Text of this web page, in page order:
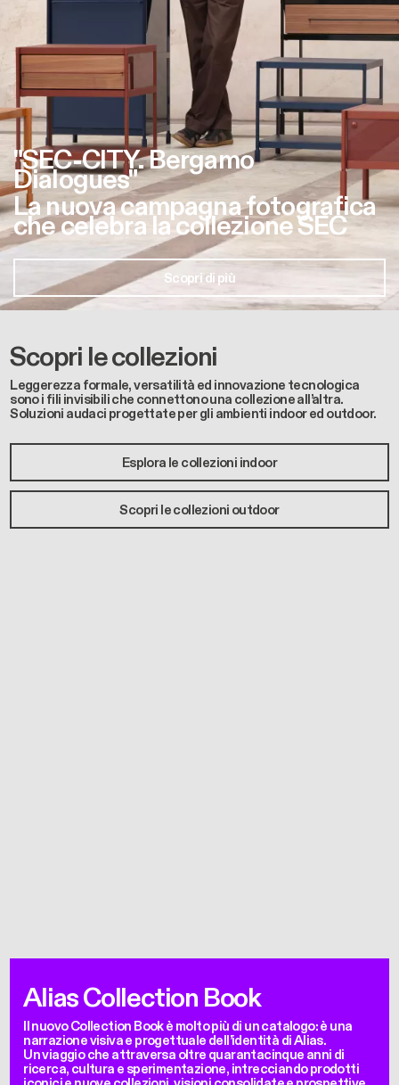
"SEC-CITY. Bergamo
Dialogues"
La nuova campagna fotografica
che celebra la collezione SEC
Scopri di più
Scopri le collezioni
Leggerezza formale, versatilità ed innovazione tecnologica
sono i fili invisibili che connettono una collezione all’altra.
Soluzioni audaci progettate per gli ambienti indoor ed outdoor.
Esplora le collezioni indoor
Scopri le collezioni outdoor
Alias Collection Book
Il nuovo Collection Book è molto più di un catalogo: è una
narrazione visiva e progettuale dell’identità di Alias.
Un viaggio che attraversa oltre quarantacinque anni di
ricerca, cultura e sperimentazione, intrecciando prodotti